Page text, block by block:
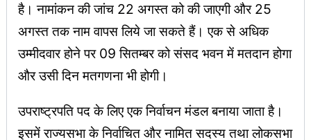
है। नामांकन की जांच 22 अगस्त को की जाएगी और 25
अगस्त तक नाम वापस लिये जा सकते हैं। एक से अधिक
उम्मीदवार होने पर 09 सितम्बर को संसद भवन में मतदान होगा
और उसी दिन मतगणना भी होगी।
उपराष्ट्रपति पद के लिए एक निर्वाचन मंडल बनाया जाता है।
इसमें राज्यसभा के निर्वाचित और नामित सदस्य तथा लोकसभा